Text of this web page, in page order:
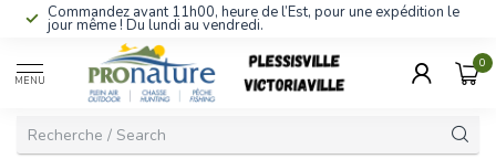
Commandez avant 11h00, heure de l’Est, pour une expédition le
jour même ! Du lundi au vendredi.
MENU
0